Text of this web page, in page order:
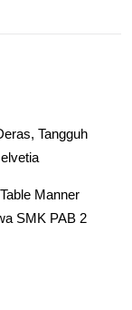
Tangguh
Manner
SMK PAB 2